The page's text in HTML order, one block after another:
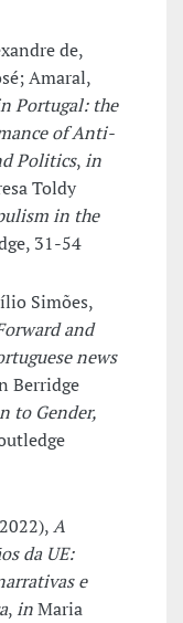
de,
Amaral,
Portugal: the
of Anti-
Politics,in
Toldy
in the
31-54
Simões,
and
news
Berridge
to Gender,
A
da UE:
e
,inMaria